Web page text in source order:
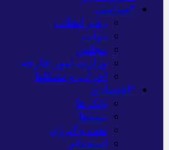
*سیاسی
رهبر انقلاب
دولت
مجلس
وزارت امور خارجه
احزاب و تشکلها
*اقتصادی
بانک ها
بیمه‌ها
نفت و انرژی
استخدام